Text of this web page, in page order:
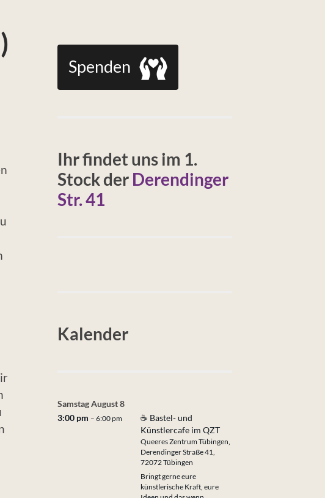
Spenden
Ihr findet uns im 1.
Stock der Derendinger
Str. 41
Kalender
SamstagAugust8
3:00 pm – 6:00 pm
☕ Bastel- und
Künstlercafe im QZT
Queeres Zentrum Tübingen,
Derendinger Straße 41,
72072 Tübingen
Bringt gerne eure
künstlerische Kraft, eure